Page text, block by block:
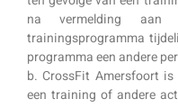
na vermelding
trainingsprogramma
programma een andere
b. CrossFit Amersfoort
een training of andere